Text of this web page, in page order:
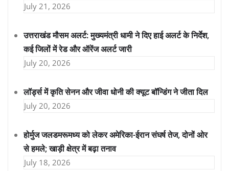
July 21, 2026
उत्तराखंड मौसम अलर्ट: मुख्यमंत्री धामी ने दिए हाई अलर्ट के निर्देश,
कई जिलों में रेड और ऑरेंज अलर्ट जारी
July 20, 2026
लॉर्ड्स में कृति सेनन और जीवा धोनी की क्यूट बॉन्डिंग ने जीता दिल
July 20, 2026
होर्मुज जलडमरूमध्य को लेकर अमेरिका-ईरान संघर्ष तेज, दोनों ओर
से हमले; खाड़ी क्षेत्र में बढ़ा तनाव
July 18, 2026